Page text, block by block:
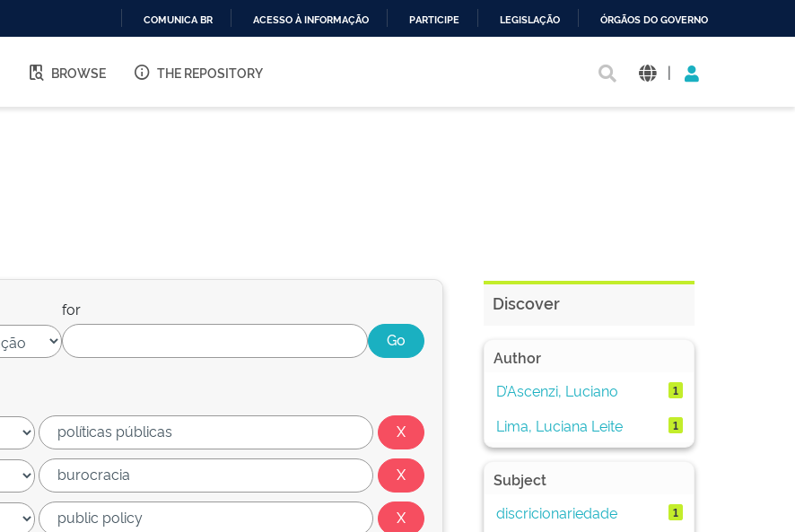
O
COMUNICA BR ACESSO À INFORMAÇÃO PARTICIPE LEGISLAÇÃO ÓRGÃOS DO GOVERNO
BROWSE THE REPOSITORY |
for Discover
Author
D’Ascenzi, Luciano
1
Lima, Luciana Leite 1
Subject
discricionariedade
1